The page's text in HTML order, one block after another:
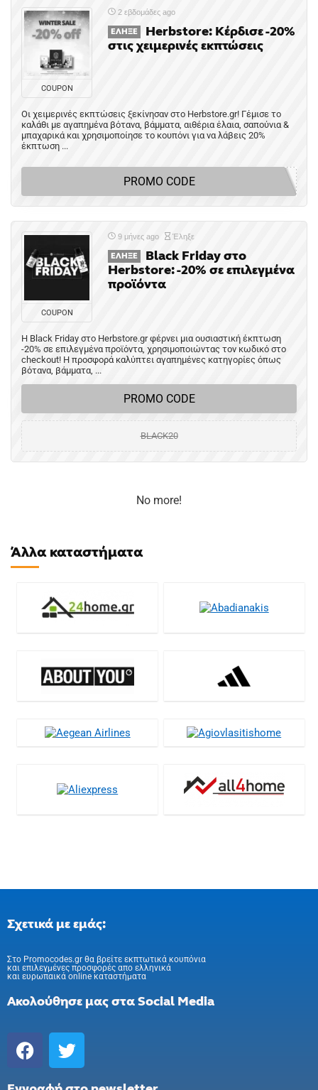
COUPON
2 εβδομάδες ago
ΈΛΗΞΕ
Herbstore: Κέρδισε -20%
στις χειμερινές εκπτώσεις
Οι χειμερινές εκπτώσεις ξεκίνησαν στο Herbstore.gr! Γέμισε το
καλάθι με αγαπημένα βότανα, βάμματα, αιθέρια έλαια, σαπούνια &
μπαχαρικά και χρησιμοποίησε το κουπόνι για να λάβεις 20%
έκπτωση ...
PROMO CODE
COUPON
9 μήνες ago Έληξε
ΈΛΗΞΕ
Black Friday στο
Herbstore: -20% σε επιλεγμένα
προϊόντα
Η Black Friday στο Herbstore.gr φέρνει μια ουσιαστική έκπτωση
-20% σε επιλεγμένα προϊόντα, χρησιμοποιώντας τον κωδικό στο
checkout! Η προσφορά καλύπτει αγαπημένες κατηγορίες όπως
βότανα, βάμματα, ...
PROMO CODE
BLACK20
No more!
Άλλα καταστήματα
Σχετικά με εμάς:
Στo Promocodes.gr θα βρείτε εκπτωτικά κουπόνια
και επιλεγμένες προσφορές απο ελληνικά
και ευρωπαικά online καταστήματα
Ακολούθησε μας στα Social Media